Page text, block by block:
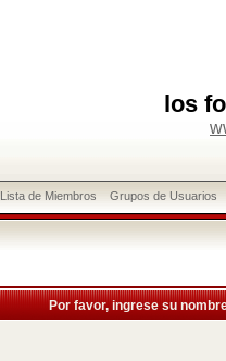
los
Lista de Miembros Grupos de Usuarios
Por favor, ingrese su